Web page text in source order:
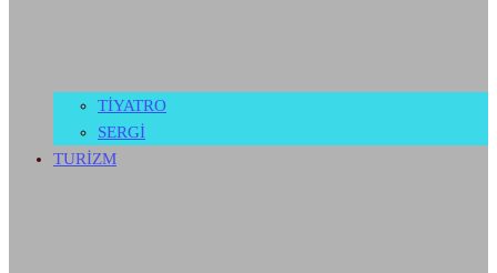
TİYATRO
SERGİ
TURİZM